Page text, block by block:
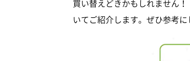
買い替えどきかもしれません
いてご紹介します。ぜひ参考に